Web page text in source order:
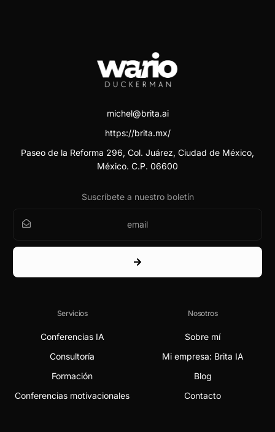
michel@brita.ai
https://brita.mx/
Paseo de la Reforma 296, Col. Juárez, Ciudad de México,
México. C.P. 06600
Suscríbete a nuestro boletín
Servicios
Conferencias IA
Consultoría
Formación
Conferencias motivacionales
Nosotros
Sobre mí
Mi empresa: Brita IA
Blog
Contacto